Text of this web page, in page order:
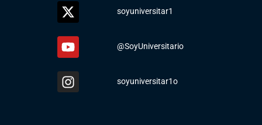
soyuniversitar1
@SoyUniversitario
soyuniversitar1o